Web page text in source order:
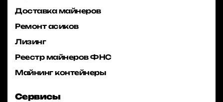
Доставка майнеров
Ремонт асиков
Лизинг
Реестр майнеров ФНС
Майнинг контейнеры
Сервисы